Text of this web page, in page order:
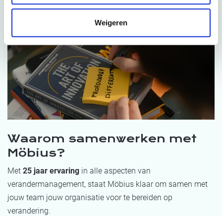
Weigeren
Waarom samenwerken met
Möbius?
Met 25 jaar ervaring in alle aspecten van
verandermanagement, staat Möbius klaar om samen met
jouw team jouw organisatie voor te bereiden op
verandering.